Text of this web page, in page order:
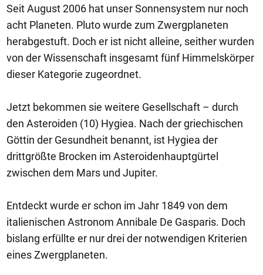
Seit August 2006 hat unser Sonnensystem nur noch
acht Planeten. Pluto wurde zum Zwergplaneten
herabgestuft. Doch er ist nicht alleine, seither wurden
von der Wissenschaft insgesamt fünf Himmelskörper
dieser Kategorie zugeordnet.
Jetzt bekommen sie weitere Gesellschaft – durch
den Asteroiden (10) Hygiea. Nach der griechischen
Göttin der Gesundheit benannt, ist Hygiea der
drittgrößte Brocken im Asteroidenhauptgürtel
zwischen dem Mars und Jupiter.
Entdeckt wurde er schon im Jahr 1849 von dem
italienischen Astronom Annibale De Gasparis. Doch
bislang erfüllte er nur drei der notwendigen Kriterien
eines Zwergplaneten.